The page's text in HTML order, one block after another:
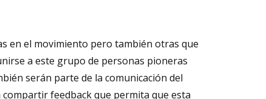
en el movimiento pero también otras que
a este grupo de personas pioneras
serán parte de la comunicación del
feedback que permita que esta